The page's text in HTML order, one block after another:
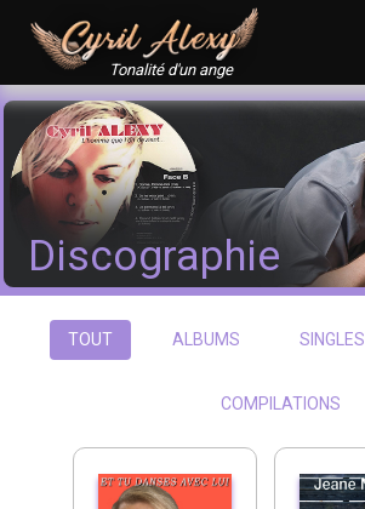
Tonalité d'un ange
Discographie
TOUT ALBUMS SINGLES
COMPILATIONS